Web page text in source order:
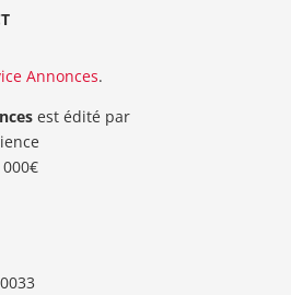
Annonces.
est édité par